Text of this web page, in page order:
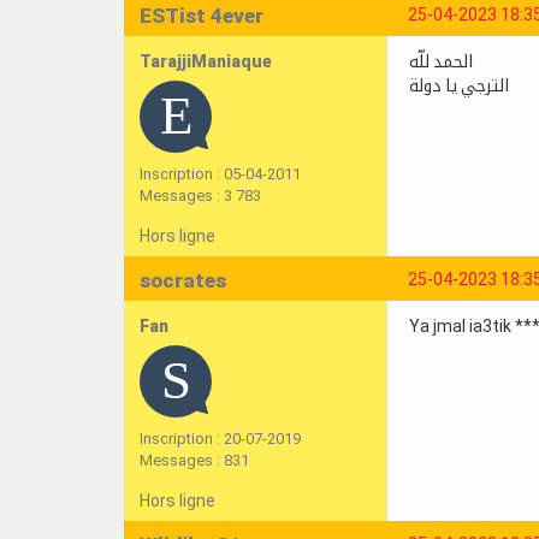
25-04-2023
ESTist 4ever
TarajjiManiaque
Inscription : 05-04-2011
Messages : 3 783
الحمد للّه
الترجي يا دولة
Hors ligne
25-04-2023
socrates
Fan
Inscription : 20-07-2019
Messages : 831
Ya jmal ia3tik
Hors ligne